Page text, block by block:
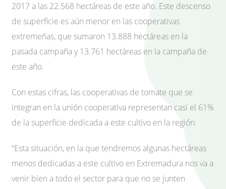
2017 a las 22.568 hectáreas de este año. Este descenso
de superficie es aún menor en las cooperativas
extremeñas, que sumaron 13.888 hectáreas en la
pasada campaña y 13.761 hectáreas en la campaña de
este año.
Con estas cifras, las cooperativas de tomate que se
integran en la unión cooperativa representan casi el 61%
de la superficie dedicada a este cultivo en la región.
“Esta situación, en la que tendremos algunas hectáreas
menos dedicadas a este cultivo en Extremadura nos va a
venir bien a todo el sector para que no se junten